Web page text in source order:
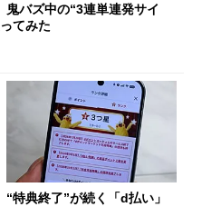
鬼バズ中の“3連単連発サイ
てみた
“特典終了”が続く「d払い」